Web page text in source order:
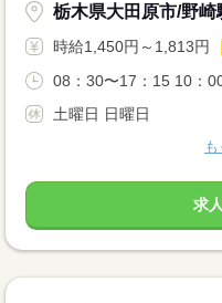
栃木県大田原市/野崎
時給1,450円～1,813円
08：30〜17：15 10：
土曜日 日曜日
求